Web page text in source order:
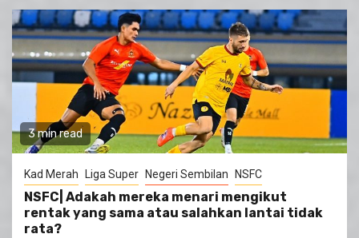
3 min read
Kad Merah Liga Super Negeri Sembilan NSFC
NSFC| Adakah mereka menari mengikut
rentak yang sama atau salahkan lantai tidak
rata?